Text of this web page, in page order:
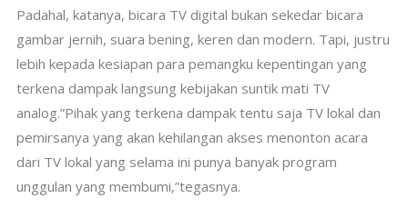
Padahal, katanya, bicara TV digital bukan sekedar bicara
gambar jernih, suara bening, keren dan modern. Tapi, justru
lebih kepada kesiapan para pemangku kepentingan yang
terkena dampak langsung kebijakan suntik mati TV
analog.”Pihak yang terkena dampak tentu saja TV lokal dan
pemirsanya yang akan kehilangan akses menonton acara
dari TV lokal yang selama ini punya banyak program
unggulan yang membumi,”tegasnya.